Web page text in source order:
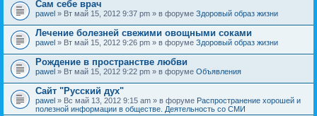
Сам себе врач
pawel » Вт май 15, 2012 9:37 pm » в форуме Здоровый образ жизни
Лечение болезней свежими овощными соками
pawel » Вт май 15, 2012 9:26 pm » в форуме Здоровый образ жизни
Рождение в пространстве любви
pawel » Вт май 15, 2012 9:22 pm » в форуме Объявления
Сайт "Русский дух"
pawel » Вс май 13, 2012 9:15 am » в форуме Распространение хорошей и
полезной информации в обществе. Деятельность со СМИ